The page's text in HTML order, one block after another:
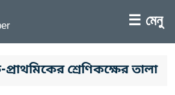
☰ মেনু
শ্রেণিকক্ষের তালা